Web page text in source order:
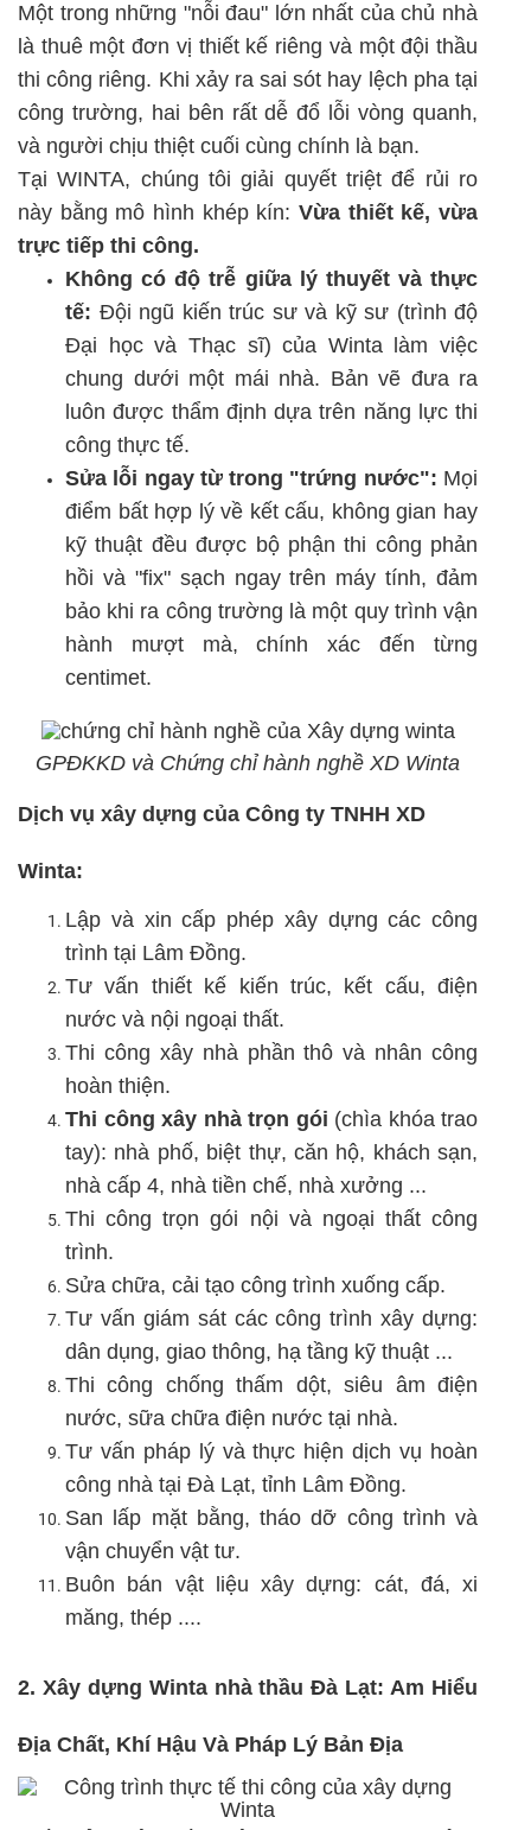
Một trong những "nỗi đau" lớn nhất của chủ nhà
là thuê một đơn vị thiết kế riêng và một đội thầu
thi công riêng. Khi xảy ra sai sót hay lệch pha tại
công trường, hai bên rất dễ đổ lỗi vòng quanh,
và người chịu thiệt cuối cùng chính là bạn.
Tại WINTA, chúng tôi giải quyết triệt để rủi ro
này bằng mô hình khép kín: Vừa thiết kế, vừa
trực tiếp thi công.
Không có độ trễ giữa lý thuyết và thực
tế: Đội ngũ kiến trúc sư và kỹ sư (trình độ
Đại học và Thạc sĩ) của Winta làm việc
chung dưới một mái nhà. Bản vẽ đưa ra
luôn được thẩm định dựa trên năng lực thi
công thực tế.
Sửa lỗi ngay từ trong "trứng nước": Mọi
điểm bất hợp lý về kết cấu, không gian hay
kỹ thuật đều được bộ phận thi công phản
hồi và "fix" sạch ngay trên máy tính, đảm
bảo khi ra công trường là một quy trình vận
hành mượt mà, chính xác đến từng
centimet.
GPĐKKD và Chứng chỉ hành nghề XD Winta
Dịch vụ xây dựng của Công ty TNHH XD
Winta:
Lập và xin cấp phép xây dựng các công
trình tại Lâm Đồng.
Tư vấn thiết kế kiến trúc, kết cấu, điện
nước và nội ngoại thất.
Thi công xây nhà phần thô và nhân công
hoàn thiện.
Thi công xây nhà trọn gói (chìa khóa trao
tay): nhà phố, biệt thự, căn hộ, khách sạn,
nhà cấp 4, nhà tiền chế, nhà xưởng ...
Thi công trọn gói nội và ngoại thất công
trình.
Sửa chữa, cải tạo công trình xuống cấp.
Tư vấn giám sát các công trình xây dựng:
dân dụng, giao thông, hạ tầng kỹ thuật ...
Thi công chống thấm dột, siêu âm điện
nước, sữa chữa điện nước tại nhà.
Tư vấn pháp lý và thực hiện dịch vụ hoàn
công nhà tại Đà Lạt, tỉnh Lâm Đồng.
San lấp mặt bằng, tháo dỡ công trình và
vận chuyển vật tư.
Buôn bán vật liệu xây dựng: cát, đá, xi
măng, thép ....
2. Xây dựng Winta nhà thầu Đà Lạt: Am Hiểu
Địa Chất, Khí Hậu Và Pháp Lý Bản Địa